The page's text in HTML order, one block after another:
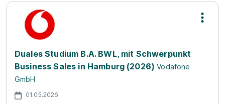
Duales Studium B.A. BWL, mit Schwerpunkt
Business Sales in Hamburg (2026) Vodafone
GmbH
01.05.2026